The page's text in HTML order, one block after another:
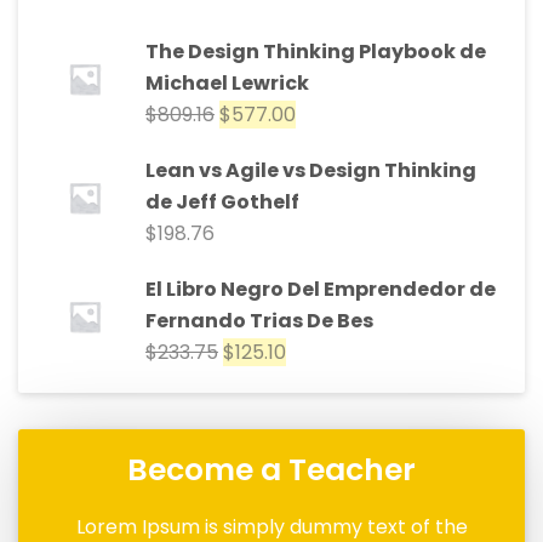
The Design Thinking Playbook de
Michael Lewrick
$809.16$577.00
Lean vs Agile vs Design Thinking
de Jeff Gothelf
$198.76
El Libro Negro Del Emprendedor de
Fernando Trias De Bes
$233.75$125.10
Become a Teacher
Lorem Ipsum is simply dummy text of the